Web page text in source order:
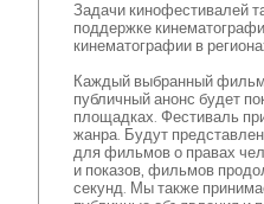
Задачи кинофестивалей
поддержке
кинематографии в
Каждый выбранный
публичный анонс будет
площадках. Фестиваль
жанра. Будут
для фильмов о правах
и показов, фильмов
секунд. Мы также